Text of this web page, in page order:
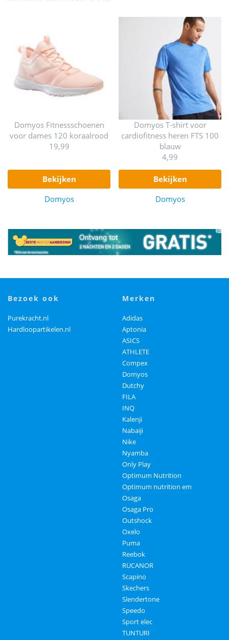
Domyos Fitnessschoenen
voor dames 120 koraalrood
19,99
bekijken
Domyos
Domyos T-shirt voor
cardiofitness heren FTS 100
blauw
4,99
bekijken
Domyos
bezoek ook
Purekracht.nl
Hardloopartikelen.nl
merken
Adidas
Aptonia
ASICS
ATHLETE
Compex
Domyos
Dutchy
FILA
INQ
Kalenji
Nabaiji
Nike
Nyamba
Only Play
Optimum Nutrition
Optimum nutrition em
Osaga
Osaga Pro
Outshock
Oxelo
Puma
Reebok
RUCANOR
Scapino
Skechers
Slendertone
Speedo
Sport elec
TUNTURI